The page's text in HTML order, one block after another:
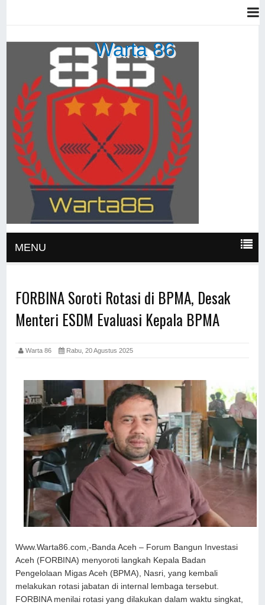
Warta 86
MENU
FORBINA Soroti Rotasi di BPMA, Desak
Menteri ESDM Evaluasi Kepala BPMA
Warta 86 Rabu, 20 Agustus 2025
Www.Warta86.com,-Banda Aceh – Forum Bangun Investasi
Aceh (FORBINA) menyoroti langkah Kepala Badan
Pengelolaan Migas Aceh (BPMA), Nasri, yang kembali
melakukan rotasi jabatan di internal lembaga tersebut.
FORBINA menilai rotasi yang dilakukan dalam waktu singkat,